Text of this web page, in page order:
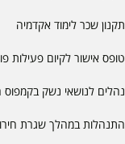
תקנון שכר לימוד אקדמיה
טופס אישור לקיום פעילות
נהלים לנושאי נשק
התנהלות במהלך שגרת